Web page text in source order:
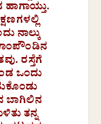
ನಾಲ್ಕು
ರಸ್ತೆಗೆ
ಒಂದು
ಬಾಗಿಲಿನ
ತನ್ನ